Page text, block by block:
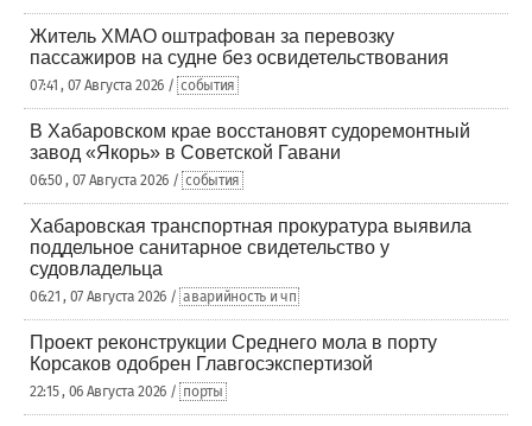
Житель ХМАО оштрафован за перевозку
пассажиров на судне без освидетельствования
07:41 , 07 Августа 2026 / события
В Хабаровском крае восстановят судоремонтный
завод «Якорь» в Советской Гавани
06:50 , 07 Августа 2026 / события
Хабаровская транспортная прокуратура выявила
поддельное санитарное свидетельство у
судовладельца
06:21 , 07 Августа 2026 / аварийность и чп
Проект реконструкции Среднего мола в порту
Корсаков одобрен Главгосэкспертизой
22:15 , 06 Августа 2026 / порты